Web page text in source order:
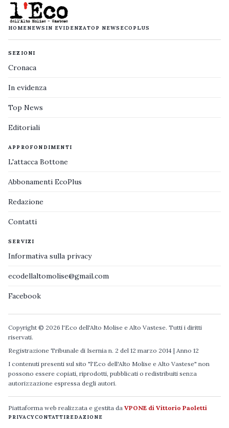
HOMENEWS IN EVIDENZATOP NEWS ECOPLUS
SEZIONI
Cronaca
In evidenza
Top News
Editoriali
APPROFONDIMENTI
L'attacca Bottone
Abbonamenti EcoPlus
Redazione
Contatti
SERVIZI
Informativa sulla privacy
ecodellaltomolise@gmail.com
Facebook
Copyright © 2026 l'Eco dell'Alto Molise e Alto Vastese. Tutti i diritti
riservati.
Registrazione Tribunale di Isernia n. 2 del 12 marzo 2014 | Anno 12
I contenuti presenti sul sito "l'Eco dell'Alto Molise e Alto Vastese" non
possono essere copiati, riprodotti, pubblicati o redistribuiti senza
autorizzazione espressa degli autori.
Piattaforma web realizzata e gestita da VPONE di Vittorio Paoletti
PRIVACYCONTATTIREDAZIONE